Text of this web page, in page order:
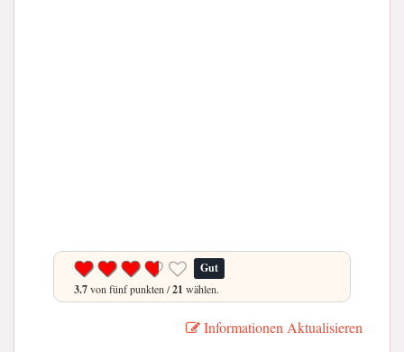
Gut
3.7von fünf punkten /21 wählen.
Informationen Aktualisieren